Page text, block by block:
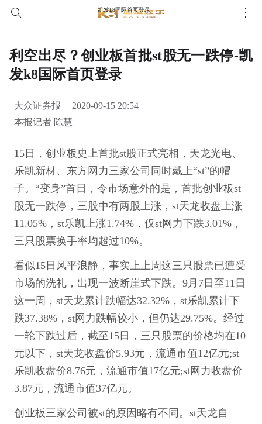
凯发k8国际首页登录
利空出尽？创业板首批st股无一跌停-凯
发k8国际首页登录
大众证券报
2020-09-15 20:54
本报记者 陈慧
15日，创业板史上首批st股正式亮相，天龙光电、
乐凯新材、东方网力三家公司同时戴上“st”的帽
子。“变身”首日，令市场意外的是，首批创业板st
股无一跌停，三股中有两股上涨，st天龙收盘上涨
11.05%，st乐凯上涨1.74%，仅st网力下跌3.01%，
三只股票换手率均超过10%。
看似15日风平浪静，事实上上周这三只股票已遭受
市场的洗礼，出现一波断崖式下跌。9月7日至11日
这一周，st天龙累计跌幅达32.32%，st乐凯累计下
跌37.38%，st网力跌幅较小，但仍达29.75%。经过
一轮下跌过后，截至15日，三只股票的价格均在10
元以下，st天龙收盘价5.93元，流通市值12亿元;st
乐凯收盘价8.76元，流通市值17亿元;st网力收盘价
3.87元，流通市值37亿元。
创业板三家公司被st的原因略有不同。st天龙自